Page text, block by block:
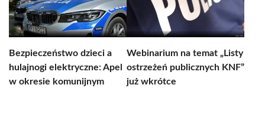
Bezpieczeństwo dzieci a
hulajnogi elektryczne: Apel
w okresie komunijnym
Webinarium na temat „Listy
ostrzeżeń publicznych KNF”
już wkrótce